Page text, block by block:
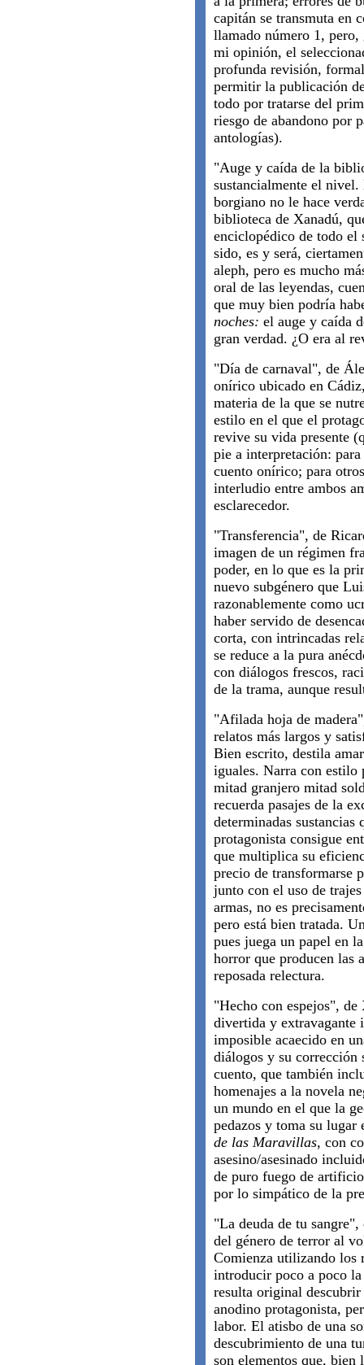
capitán se transmuta en
llamado número 1, pero,
mi opinión, el
profunda revisión,
permitir la publicación
todo por tratarse del
riesgo de abandono por
antologías).
"Auge y caída de la
sustancialmente el
borgiano no le hace
biblioteca de Xanadú,
enciclopédico de todo el
sido, es y será,
aleph, pero es mucho
oral de las leyendas,
que muy bien podría
noches: el auge y caída
gran verdad. ¿O era al
"Día de carnaval", de
onírico ubicado en
materia de la que se
estilo en el que el
revive su vida presente
pie a interpretación:
cuento onírico; para
interludio entre ambos
esclarecedor.
"Transferencia", de
imagen de un régimen
poder, en lo que es la
nuevo subgénero que
razonablemente como
haber servido de
corta, con intrincadas
se reduce a la pura
con diálogos frescos,
de la trama, aunque
"Afilada hoja de
relatos más largos y
Bien escrito, destila
iguales. Narra con
mitad granjero mitad
recuerda pasajes de la
determinadas
protagonista consigue
que multiplica su
precio de transformarse
junto con el uso de
armas, no es
pero está bien tratada.
pues juega un papel en
horror que producen las
reposada relectura.
"Hecho con espejos",
divertida y extravagante
imposible acaecido en
diálogos y su corrección
cuento, que también
homenajes a la novela
un mundo en el que la
pedazos y toma su
de las Maravillas, con
asesino/asesinado
de puro fuego de
por lo simpático de la
"La deuda de tu
del género de terror al
Comienza utilizando los
introducir poco a poco la
resulta original
anodino protagonista,
labor. El atisbo de una
descubrimiento de una
son elementos que, bien